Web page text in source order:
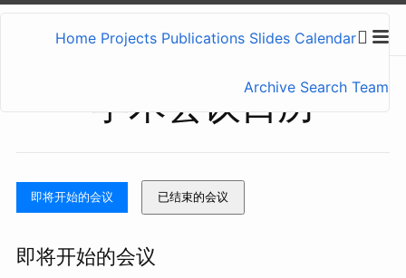
Home Projects Publications Slides Calendar
Archive Search Team
学术会议日历
即将开始的会议 已结束的会议
即将开始的会议